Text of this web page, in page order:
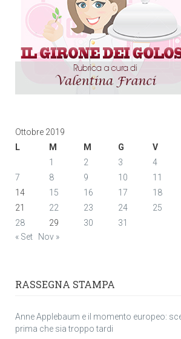
Ottobre 2019
L
M M G V
1
2 3 4
7
8 9 10 11
14
15 16 17 18
21
22 23 24 25
28
29 30
31
« Set
Nov »
RASSEGNA STAMPA
Anne Applebaum e il momento europeo:
prima che sia troppo tardi